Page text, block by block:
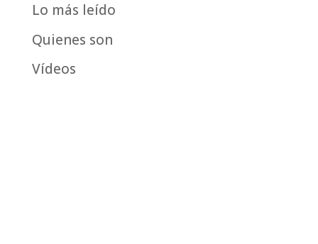
Lo más leído
Quienes son
Vídeos